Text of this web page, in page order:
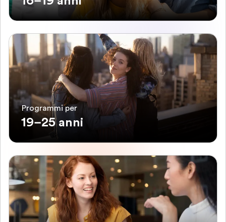
Programmi per
19–25 anni